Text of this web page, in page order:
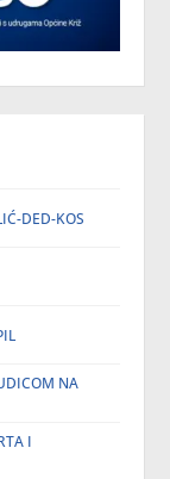
DED-KOS
NA
I